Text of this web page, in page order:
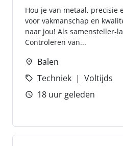
Hou je van metaal, precisie
voor vakmanschap en
naar jou! Als samensteller-
Controleren van...
Balen
Techniek
Voltijds
18 uur geleden